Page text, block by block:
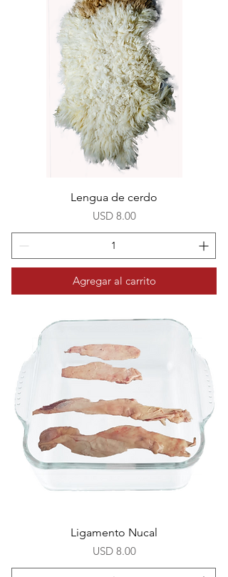
Lengua de cerdo
Precio
USD 8.00
Agregar al carrito
Ligamento Nucal
Precio
USD 8.00